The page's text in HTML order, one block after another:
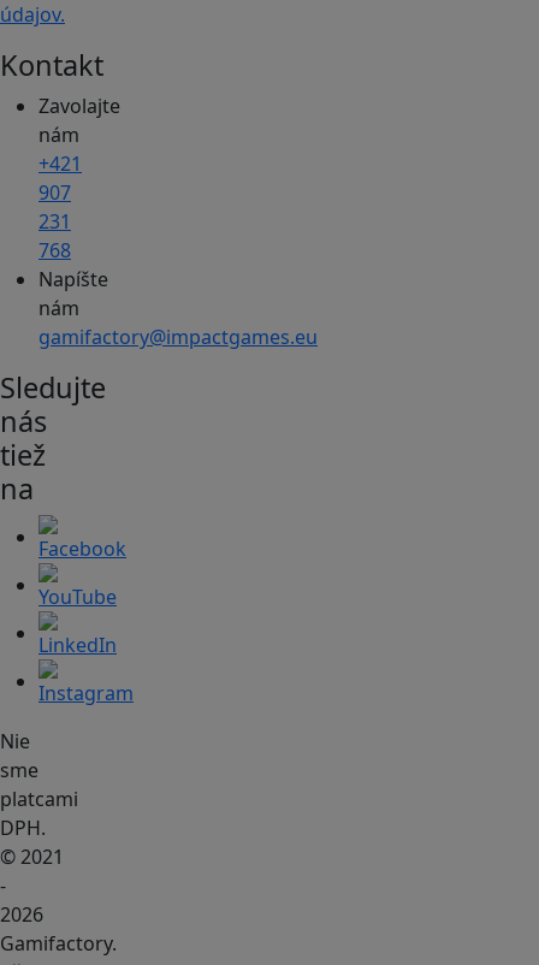
údajov.
Kontakt
Zavolajte
nám
+421
907
231
768
Napíšte
nám
gamifactory@impactgames.eu
Sledujte
nás
tiež
na
Nie
sme
platcami
DPH.
© 2021
-
2026
Gamifactory.